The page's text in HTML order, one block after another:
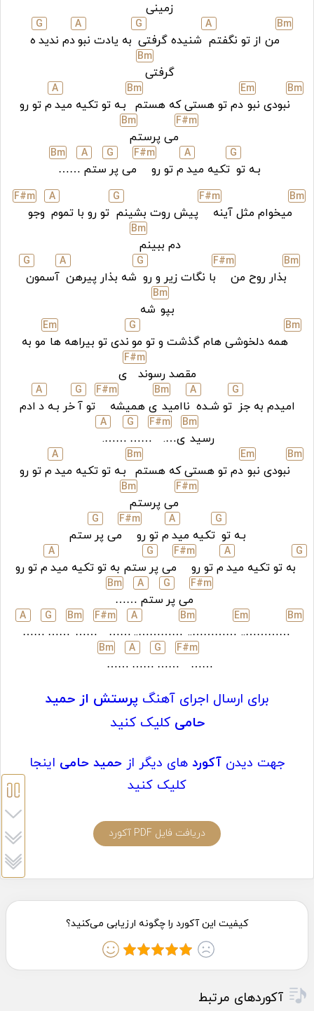
زمینی
Bm
من از تو نگفتم
A
شنیده گرفتی
G
به یادت نبو
A
دم ندید
G
ه
گرفتی
Bm
Bm
نبودی نبو
Em
دم تو هستی که هستم
Bm
بـه تو تکیه مید
A
م تو رو
F#m
می پرستم
Bm
بـه تو
G
تکیه مید
A
م تو رو
F#m
می پر
G
ستم
A
……
Bm
Bm
میخوام مثل آینه
F#m
پیش روت بشینم
G
تو رو با تموم
A
وجو
F#m
دم ببینم
Bm
Bm
بذار روح من
F#m
با نگات زیر و رو
G
شه بذار پیرهن
A
آسمون
G
بپو
Bm
شه
Bm
همه دلخوشی‌ هام گذشت و تو مو
G
ندی تو بیراهه‌ ها
Em
مو به
مقصد رسوند
F#m
ی
امیدم به جز
G
تو شـده
A
ناامید
Bm
ی همیشه
F#m
تو آ
G
خر بـه د
A
ادم
رسید
Bm
ی….
F#m
……
G
…….
A
Bm
نبودی نبو
Em
دم تو هستی که هستم
Bm
بـه تو تکیه مید
A
م تو رو
F#m
می پرستم
Bm
بـه تو
G
تکیه مید
A
م تو رو
F#m
می پر
G
ستم
G
به تو تکیه مید
A
م تو رو
F#m
می پر
G
ستم به تو تکیه مید
A
م تو رو
F#m
می پر
G
ستم
A
……
Bm
Bm
…………..
Em
…………..
Bm
…………..
A
……
F#m
……
Bm
……
G
……
A
……
F#m
……
G
……
A
……
Bm
برای ارسال اجرای آهنگ پرستش از حمید
حامی کلیک کنید
جهت دیدن آکورد های دیگر از حمید حامی اینجا
کلیک کنید
دریافت فایل PDF آکورد
آکوردهای مرتبط